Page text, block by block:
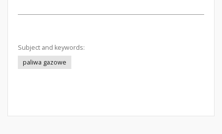
Subject and keywords:
paliwa gazowe